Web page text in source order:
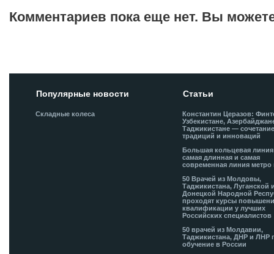
Комментариев пока еще нет. Вы
Популярные новости
Складные колеса
Статьи
Константин Церазов:
Узбекистане,
Таджикистане —
традиций и инноваций
Большая кольцевая
самая длинная и самая
современная линия метро
50 Врачей из Молдовы,
Таджикистана, Луганской
Донецкой Народной
проходят курсы
квалификации у лучших
Российских специалистов
50 врачей из Молдавии,
Таджикистана, ДНР и ЛНР
обучение в России